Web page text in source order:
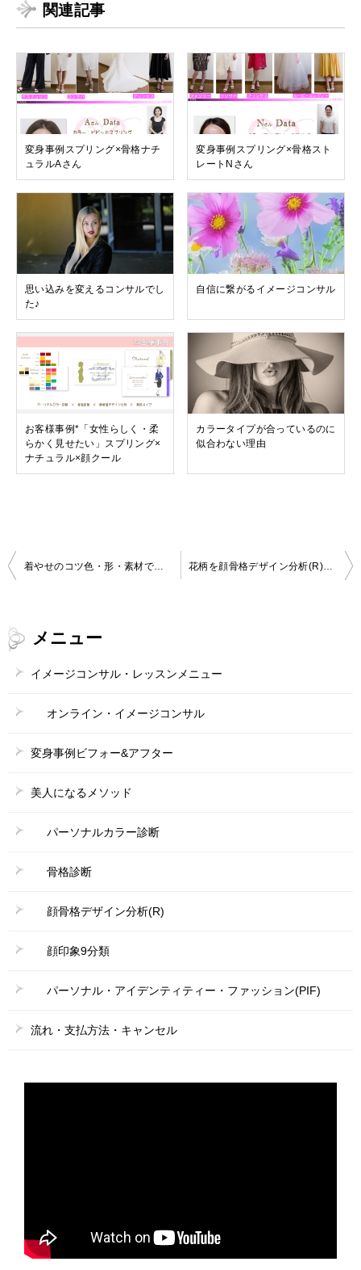
関連記事
変身事例スプリング×骨格ナチ
ュラルAさん
変身事例スプリング×骨格スト
レートNさん
思い込みを変えるコンサルでし
た♪
自信に繋がるイメージコンサル
お客様事例*「女性らしく・柔
らかく見せたい」スプリング×
ナチュラル×顔クール
カラータイプが合っているのに
似合わない理由
投
ビ
ゲ
シ
ョ
メニュー
イメージコンサル・レッスンメニュー
オンライン・イメージコンサル
変身事例ビフォー&アフター
美人になるメソッド
パーソナルカラー診断
骨格診断
顔骨格デザイン分析(R)
顔印象9分類
パーソナル・アイデンティティー・ファッション(PIF)
流れ・支払方法・キャンセル